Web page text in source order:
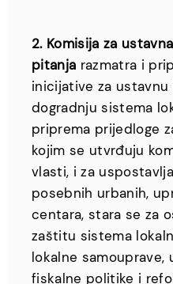
2. Komisija za
pitanja razmatra i
inicijative za ustavnu
dogradnju sistema
priprema prijedloge
kojim se utvrđuju
vlasti, i za
posebnih urbanih,
centara, stara se za
zaštitu sistema
lokalne
fiskalne politike i